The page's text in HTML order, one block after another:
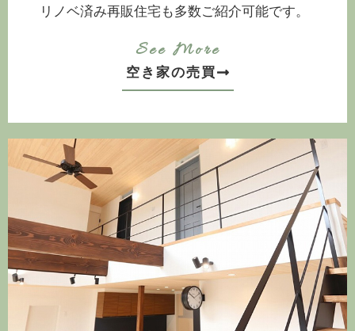
リノベ済み再販住宅も多数ご紹介可能です。
See More
空き家の売買